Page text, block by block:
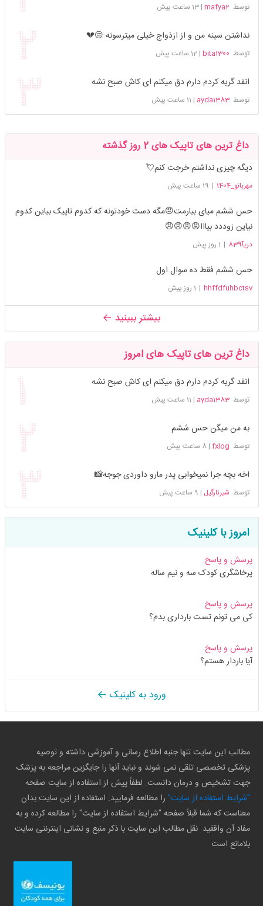
توسط mafya2
|13 ساعت پیش
نداشتن سینه من و از ازذواج خیلی میترسونه 😔💔
توسط bita1300
| 12 ساعت پیش
انقد گریه کردم دارم دق میکنم ای کاش صبح نشه
توسطayda1383
| 11 ساعت پیش
داغ ترین های تاپیک های 2 روز گذشته
دیگه چیزی نداشتم خرجت کنم💘
مهربانو_1404 | 19 ساعت پیش
حس ششم میای بیارمت😠مگه دست خودتونه که کدوم تاپیک بیاین کدوم
نیاین زوددد بیااا😡😠😠😠
دریآ839 | 1 روز پیش
حس ششم فقط ده سوال اول
hhffdfuhbctsv
| 1 روز پیش
بیشتر ببینید
داغ ترین های تاپیک های امروز
انقد گریه کردم دارم دق میکنم ای کاش صبح نشه
توسطayda1383
| 11 ساعت پیش
به من میگن حس ششم
توسط fxlog
|8 ساعت پیش
اخه بچه جرا نمیخوابی پدر مارو داوردی جوجه📸
توسط شیرنارگیل | 9 ساعت پیش
امروز با کلینیک
پرسش و پاسخ
پرخاشگری کودک سه و نیم ساله
پرسش و پاسخ
کی می تونم تست بارداری بدم؟
پرسش و پاسخ
آیا باردار هستم؟
ورود به کلینیک
مطالب این سایت تنها جنبه اطلاع رسانی و آموزشی داشته و توصیه
پزشکی تخصصی تلقی نمی شوند و نباید آنها را جایگزین مراجعه به پزشک
جهت تشخیص و درمان دانست. لطفاً پیش از استفاده از سایت صفحه
"شرایط استفاده از سایت" را مطالعه فرمایید. استفاده از این سایت بدان
معناست که شما قبلاً صفحه "شرایط استفاده از سایت" را مطالعه کرده و به
مفاد آن واقفید. نقل مطالب این سایت با ذکر منبع و نشانی اینترنتی سایت
بلامانع است